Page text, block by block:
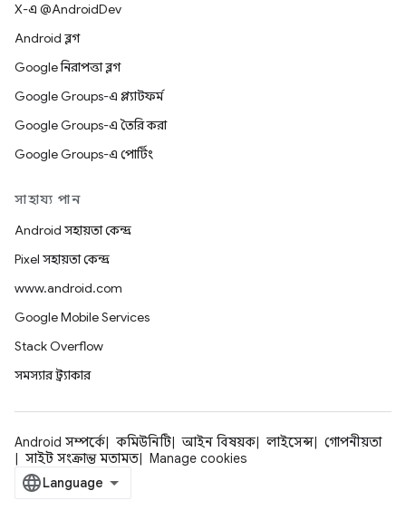
X-এ @AndroidDev
Android ব্লগ
Google নিরাপত্তা ব্লগ
Google Groups-এ প্ল্যাটফর্ম
Google Groups-এ তৈরি করা
Google Groups-এ পোর্টিং
সাহায্য পান
Android সহায়তা কেন্দ্র
Pixel সহায়তা কেন্দ্র
www.android.com
Google Mobile Services
Stack Overflow
সমস্যার ট্র্যাকার
Android সম্পর্কে কমিউনিটি আইন বিষয়ক লাইসেন্স
গোপনীয়তা
সাইট সংক্রান্ত মতামত
Manage cookies